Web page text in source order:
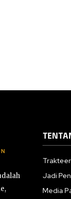
Jadi
Media